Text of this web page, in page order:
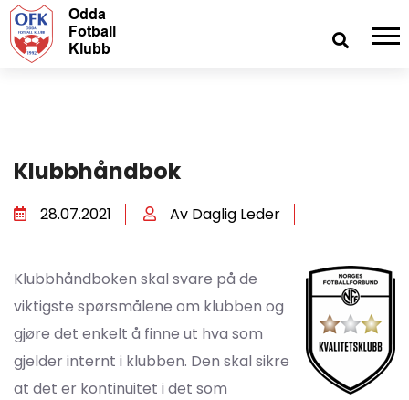
Klubbhåndbok
28.07.2021 Av Daglig Leder
Klubbhåndboken skal svare på de
viktigste spørsmålene om klubben og
gjøre det enkelt å finne ut hva som
gjelder internt i klubben. Den skal sikre
at det er kontinuitet i det som